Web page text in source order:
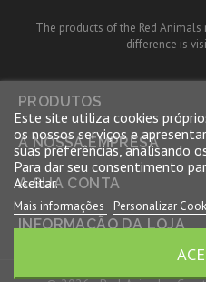
The products of the Red
difference is
PRODUTOS
A NOSSA EMPRESA
A SUA CONTA
INFORMAÇÃO DA LOJA
Este site utiliza cookies
os nossos serviços e
suas preferências, analisando
Para dar seu consentimento
Aceitar.
Mais informações Personalizar